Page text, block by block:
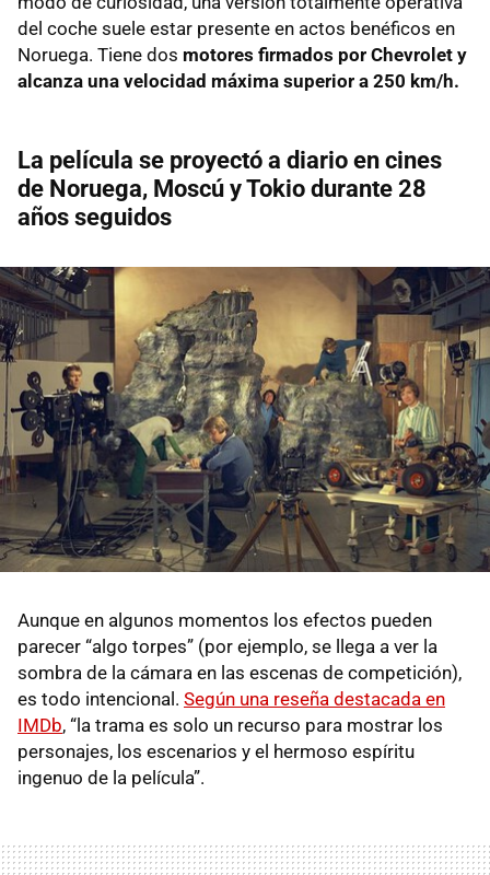
del coche suele estar presente en actos benéficos en
Noruega. Tiene dos motores firmados por Chevrolet y
alcanza una velocidad máxima superior a 250 km/h.
La película se proyectó a diario en cines
de Noruega, Moscú y Tokio durante 28
años seguidos
Aunque en algunos momentos los efectos pueden
parecer “algo torpes” (por ejemplo, se llega a ver la
sombra de la cámara en las escenas de competición),
es todo intencional. Según una reseña destacada en
IMDb, “la trama es solo un recurso para mostrar los
personajes, los escenarios y el hermoso espíritu
ingenuo de la película”.